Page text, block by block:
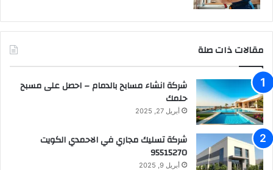
مقالات ذات صلة
شركة انشاء مسابح بالدمام – احصل على مسبح
حلمك
أبريل 27, 2025
شركة تسليك مجاري في الاحمدي الكويت
95515270
أبريل 9, 2025